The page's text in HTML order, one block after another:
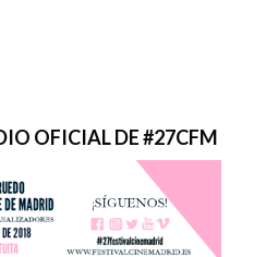
OFICIAL DE #27CFM